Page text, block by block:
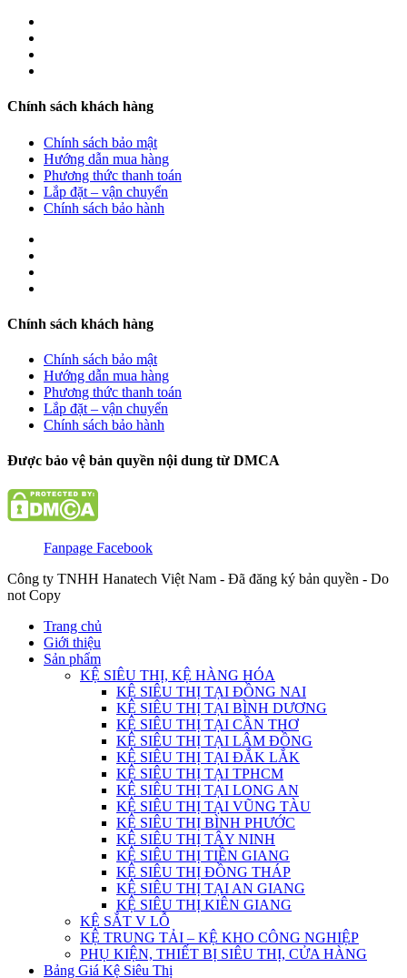
Chính sách khách hàng
Chính sách bảo mật
Hướng dẫn mua hàng
Phương thức thanh toán
Lắp đặt – vận chuyển
Chính sách bảo hành
Chính sách khách hàng
Chính sách bảo mật
Hướng dẫn mua hàng
Phương thức thanh toán
Lắp đặt – vận chuyển
Chính sách bảo hành
Được bảo vệ bản quyền nội dung từ DMCA
Fanpage Facebook
Công ty TNHH Hanatech Việt Nam - Đã đăng ký bản quyền - Do
not Copy
Trang chủ
Giới thiệu
Sản phẩm
KỆ SIÊU THỊ, KỆ HÀNG HÓA
KỆ SIÊU THỊ TẠI ĐỒNG NAI
KỆ SIÊU THỊ TẠI BÌNH DƯƠNG
KỆ SIÊU THỊ TẠI CẦN THƠ
KỆ SIÊU THỊ TẠI LÂM ĐỒNG
KỆ SIÊU THỊ TẠI ĐẮK LẮK
KỆ SIÊU THỊ TẠI TPHCM
KỆ SIÊU THỊ TẠI LONG AN
KỆ SIÊU THỊ TẠI VŨNG TÀU
KỆ SIÊU THỊ BÌNH PHƯỚC
KỆ SIÊU THỊ TÂY NINH
KỆ SIÊU THỊ TIỀN GIANG
KỆ SIÊU THỊ ĐỒNG THÁP
KỆ SIÊU THỊ TẠI AN GIANG
KỆ SIÊU THỊ KIÊN GIANG
KỆ SẮT V LỖ
KỆ TRUNG TẢI – KỆ KHO CÔNG NGHIỆP
PHỤ KIỆN, THIẾT BỊ SIÊU THỊ, CỬA HÀNG
Bảng Giá Kệ Siêu Thị